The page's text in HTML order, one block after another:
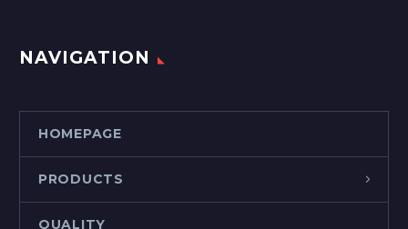
NAVIGATION
HOMEPAGE
PRODUCTS
QUALITY